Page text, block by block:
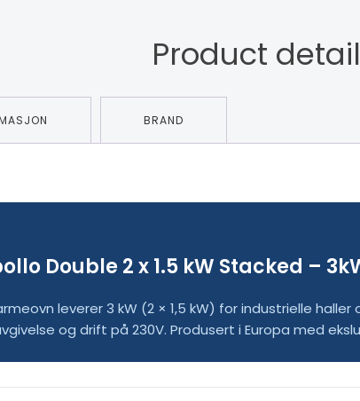
Product
BRAND
Double 2 x 1.5 kW Stacked –
leverer 3 kW (2 × 1,5 kW) for industrielle
og drift på 230V. Produsert i Europa med